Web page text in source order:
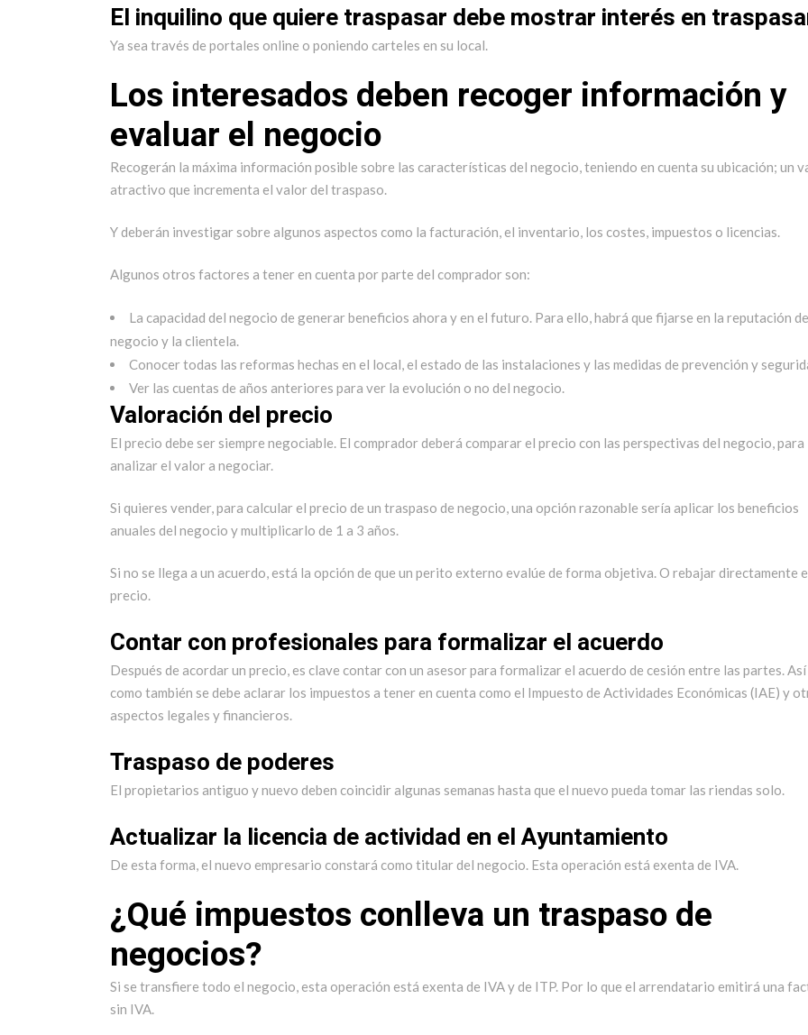
El inquilino que quiere traspasar debe mostrar interés en
Ya sea través de portales online o poniendo carteles en su local.
Los interesados deben recoger información y
evaluar el negocio
Recogerán la máxima información posible sobre las características del negocio, teniendo en cuenta su ubicación; un
atractivo que incrementa el valor del traspaso.
Y deberán investigar sobre algunos aspectos como la facturación, el inventario, los costes, impuestos o licencias.
Algunos otros factores a tener en cuenta por parte del comprador son:
La capacidad del negocio de generar beneficios ahora y en el futuro. Para ello, habrá que fijarse en la reputación
negocio y la clientela.
Conocer todas las reformas hechas en el local, el estado de las instalaciones y las medidas de prevención y
Ver las cuentas de años anteriores para ver la evolución o no del negocio.
Valoración del precio
El precio debe ser siempre negociable. El comprador deberá comparar el precio con las perspectivas del negocio, para
analizar el valor a negociar.
Si quieres vender, para calcular el precio de un traspaso de negocio, una opción razonable sería aplicar los beneficios
anuales del negocio y multiplicarlo de 1 a 3 años.
Si no se llega a un acuerdo, está la opción de que un perito externo evalúe de forma objetiva. O rebajar directamente
precio.
Contar con profesionales para formalizar el acuerdo
Después de acordar un precio, es clave contar con un asesor para formalizar el acuerdo de cesión entre las partes. Así
como también se debe aclarar los impuestos a tener en cuenta como el Impuesto de Actividades Económicas (IAE) y
aspectos legales y financieros.
Traspaso de poderes
El propietarios antiguo y nuevo deben coincidir algunas semanas hasta que el nuevo pueda tomar las riendas solo.
Actualizar la licencia de actividad en el Ayuntamiento
De esta forma, el nuevo empresario constará como titular del negocio. Esta operación está exenta de IVA.
¿Qué impuestos conlleva un traspaso de
negocios?
Si se transfiere todo el negocio, esta operación está exenta de IVA y de ITP. Por lo que el arrendatario emitirá una
sin IVA.